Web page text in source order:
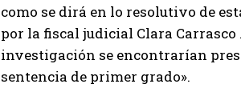
como se dirá en lo resolutivo de
por la fiscal judicial Clara Carrasco
investigación se encontrarían
sentencia de primer grado».